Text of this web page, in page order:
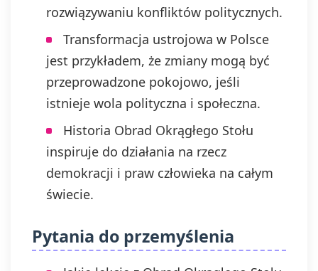
rozwiązywaniu konfliktów politycznych.
Transformacja ustrojowa w Polsce
jest przykładem, że zmiany mogą być
przeprowadzone pokojowo, jeśli
istnieje wola polityczna i społeczna.
Historia Obrad Okrągłego Stołu
inspiruje do działania na rzecz
demokracji i praw człowieka na całym
świecie.
Pytania do przemyślenia